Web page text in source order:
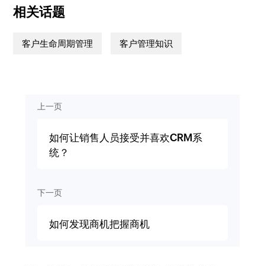
相关话题
客户生命周期管理 客户管理知识
上一页
如何让销售人员接受并喜欢CRM系
统？
下一页
如何发现商机把握商机